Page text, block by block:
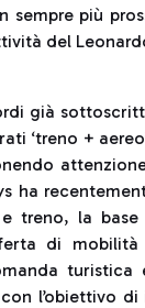
più
del
già
‘treno +
ha
treno, la base
di
turistica
l’obiettivo